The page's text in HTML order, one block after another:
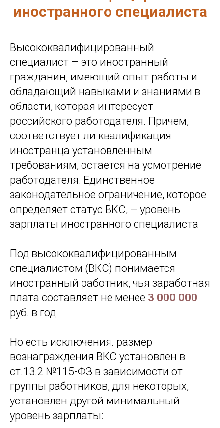
иностранного специалиста
Высококвалифицированный
специалист – это иностранный
гражданин, имеющий опыт работы и
обладающий навыками и знаниями в
области, которая интересует
российского работодателя. Причем,
соответствует ли квалификация
иностранца установленным
требованиям, остается на усмотрение
работодателя. Единственное
законодательное ограничение, которое
определяет статус ВКС, – уровень
зарплаты иностранного специалиста
Под высококвалифицированным
специалистом (ВКС) понимается
иностранный работник, чья заработная
плата составляет не менее 3 000 000
руб. в год
Но есть исключения. размер
вознаграждения ВКС установлен в
ст.13.2 №115-ФЗ в зависимости от
группы работников, для некоторых,
установлен другой минимальный
уровень зарплаты: